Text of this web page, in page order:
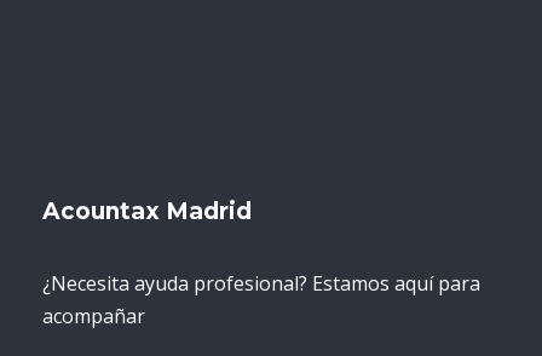
Acountax Madrid
¿Necesita ayuda profesional? Estamos aquí para
acompañar